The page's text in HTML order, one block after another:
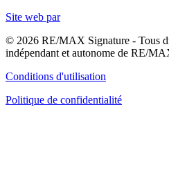
Site web par
© 2026 RE/MAX Signature - Tous
indépendant et autonome de RE/
Conditions d'utilisation
Politique de confidentialité